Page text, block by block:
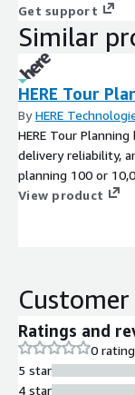
Get support
Similar
HERE Tour
ByHERE
HERE Tour
delivery reliability,
planning 100 or
View product
Ratings and
0
5 star
4 star